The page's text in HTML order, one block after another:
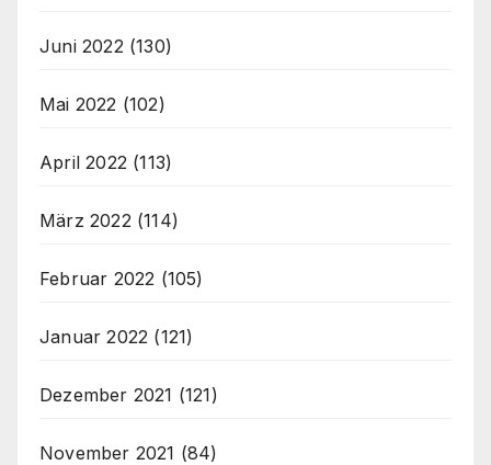
Juni 2022 (130)
Mai 2022 (102)
April 2022 (113)
März 2022 (114)
Februar 2022 (105)
Januar 2022 (121)
Dezember 2021 (121)
November 2021 (84)